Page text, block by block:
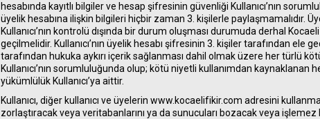
hesabında kayıtlı bilgiler ve hesap şifresinin güvenliği Kullanıcı’nın
üyelik hesabına ilişkin bilgileri hiçbir zaman 3. kişilerle paylaşmamalıdır.
Kullanıcı’nın kontrolü dışında bir durum oluşması durumuda derhal
geçilmelidir. Kullanıcı’nın üyelik hesabı şifresinin 3. kişiler tarafından ele
tarafından hukuka aykırı içerik sağlanması dahil olmak üzere her türlü
Kullanıcı’nın sorumluluğunda olup; kötü niyetli kullanımdan kaynaklanan
yükümlülük Kullanıcı’ya aittir.
Kullanıcı, diğer kullanıcı ve üyelerin www.kocaelifikir.com adresini
zorlaştıracak veya veritabanlarını ya da sunucuları bozacak veya